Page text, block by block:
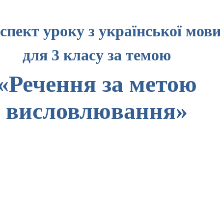
уроку з української
для 3 класу за темою
за метою
висловлювання»